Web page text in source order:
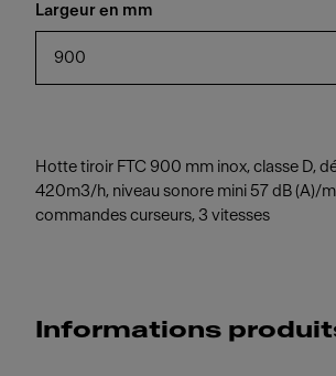
Largeur en mm
900
Hotte tiroir FTC 900 mm inox, classe D,
420m3/h, niveau sonore mini 57 dB (A)/
commandes curseurs, 3 vitesses
Informations